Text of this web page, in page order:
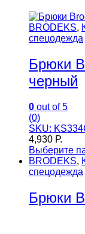
BRODEKS,
спецодежда
Брюки
черный
0 out of 5
(0)
SKU:
4,930 Р.
Выберите
BRODEKS,
спецодежда
Брюки